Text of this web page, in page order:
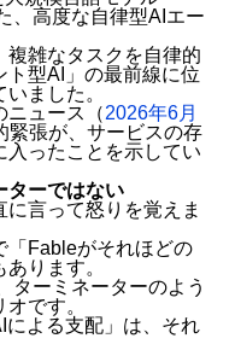
、高度な自律型AIエー
複雑なタスクを自律的
ト型AI」の最前線に位
ました。
ニュース（2026年6月
緊張が、サービスの存
入ったことを示してい
ターではない
言って怒りを覚えま
「Fableがそれほどの
ります。
ターミネーターのよう
です。
による支配」は、それ